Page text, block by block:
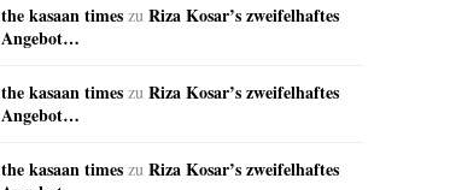
the kasaan times zu Riza Kosar’s zweifelhaftes
Angebot…
the kasaan times zu Riza Kosar’s zweifelhaftes
Angebot…
the kasaan times zu Riza Kosar’s zweifelhaftes